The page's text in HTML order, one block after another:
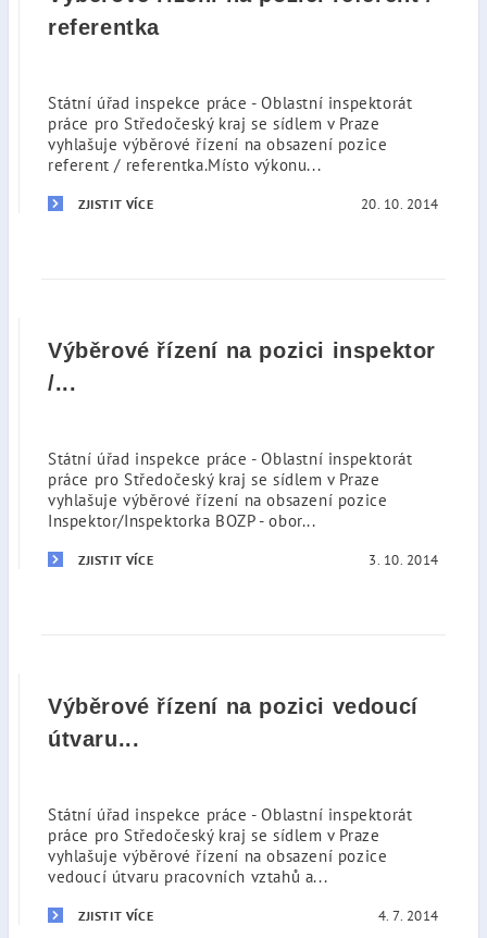
referentka
Státní úřad inspekce práce - Oblastní inspektorát
práce pro Středočeský kraj se sídlem v Praze
vyhlašuje výběrové řízení na obsazení pozice
referent / referentka.Místo výkonu...
ZJISTIT VÍCE 20. 10. 2014
Výběrové řízení na pozici inspektor
/...
Státní úřad inspekce práce - Oblastní inspektorát
práce pro Středočeský kraj se sídlem v Praze
vyhlašuje výběrové řízení na obsazení pozice
Inspektor/Inspektorka BOZP - obor...
ZJISTIT VÍCE 3. 10. 2014
Výběrové řízení na pozici vedoucí
útvaru...
Státní úřad inspekce práce - Oblastní inspektorát
práce pro Středočeský kraj se sídlem v Praze
vyhlašuje výběrové řízení na obsazení pozice
vedoucí útvaru pracovních vztahů a...
ZJISTIT VÍCE 4. 7. 2014